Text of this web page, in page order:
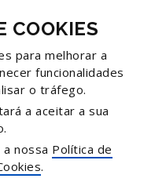
COOKIES
para melhorar a
funcionalidades
o tráfego.
a aceitar a sua
nossa Política de
.